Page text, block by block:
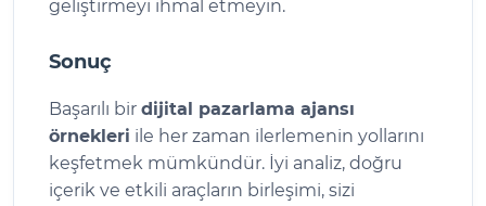
geliştirmeyi ihmal etmeyin.
Sonuç
Başarılı bir dijital pazarlama ajansı
örnekleri ile her zaman ilerlemenin yollarını
keşfetmek mümkündür. İyi analiz, doğru
içerik ve etkili araçların birleşimi, sizi